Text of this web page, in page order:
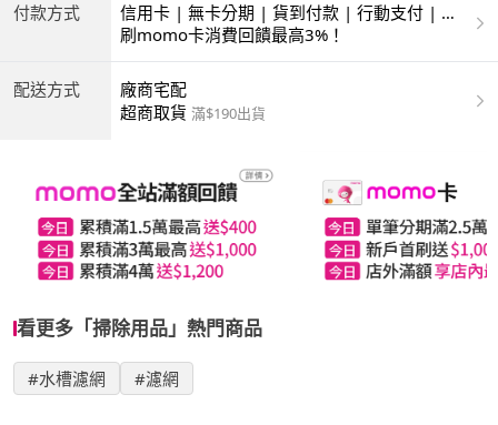
付款方式
信用卡 | 無卡分期 | 貨到付款 | 行動支付 | 超
商付款 | ATM | 銀聯卡
刷momo卡消費回饋最高3%！
配送方式
廠商宅配
超商取貨 滿$190出貨
看更多「掃除用品」熱門商品
#水槽濾網 #濾網